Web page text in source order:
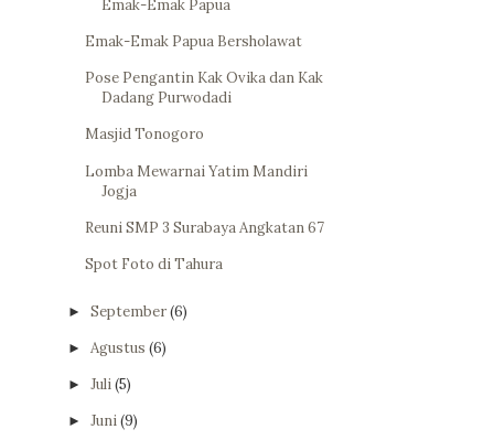
Emak-Emak Papua
Emak-Emak Papua Bersholawat
Pose Pengantin Kak Ovika dan Kak
Dadang Purwodadi
Masjid Tonogoro
Lomba Mewarnai Yatim Mandiri
Jogja
Reuni SMP 3 Surabaya Angkatan 67
Spot Foto di Tahura
► September(6)
► Agustus (6)
► Juli(5)
► Juni(9)